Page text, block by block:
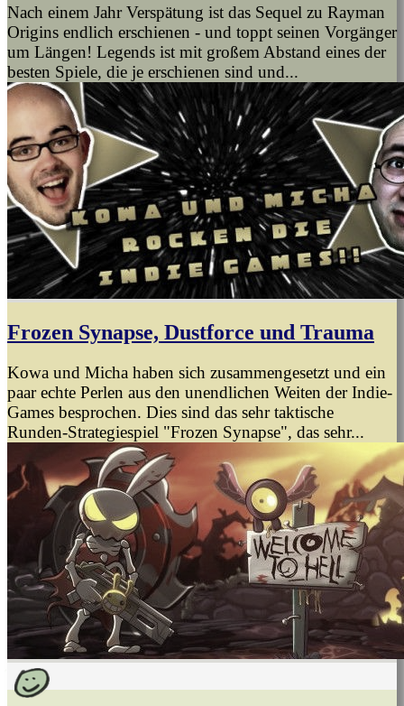
Nach einem Jahr Verspätung ist das Sequel zu Rayman
Origins endlich erschienen - und toppt seinen Vorgänger
um Längen! Legends ist mit großem Abstand eines der
besten Spiele, die je erschienen sind und...
Frozen Synapse, Dustforce und Trauma
Kowa und Micha haben sich zusammengesetzt und ein
paar echte Perlen aus den unendlichen Weiten der Indie-
Games besprochen. Dies sind das sehr taktische
Runden-Strategiespiel "Frozen Synapse", das sehr...